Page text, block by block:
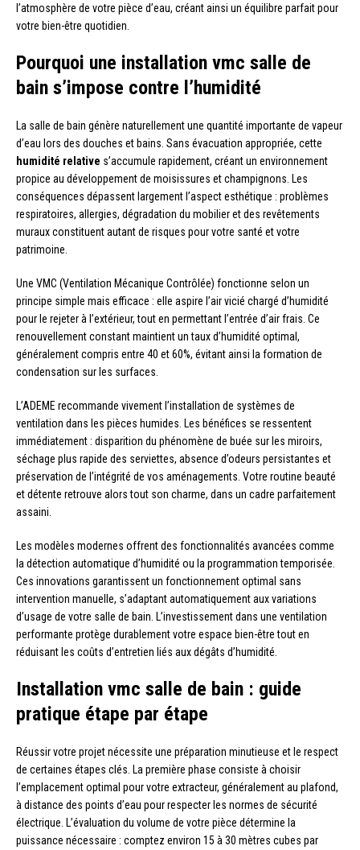
l’atmosphère de votre pièce d’eau, créant ainsi un équilibre parfait pour
votre bien-être quotidien.
Pourquoi une installation vmc salle de
bain s’impose contre l’humidité
La salle de bain génère naturellement une quantité importante de vapeur
d’eau lors des douches et bains. Sans évacuation appropriée, cette
humidité relative s’accumule rapidement, créant un environnement
propice au développement de moisissures et champignons. Les
conséquences dépassent largement l’aspect esthétique : problèmes
respiratoires, allergies, dégradation du mobilier et des revêtements
muraux constituent autant de risques pour votre santé et votre
patrimoine.
Une VMC (Ventilation Mécanique Contrôlée) fonctionne selon un
principe simple mais efficace : elle aspire l’air vicié chargé d’humidité
pour le rejeter à l’extérieur, tout en permettant l’entrée d’air frais. Ce
renouvellement constant maintient un taux d’humidité optimal,
généralement compris entre 40 et 60%, évitant ainsi la formation de
condensation sur les surfaces.
L’ADEME recommande vivement l’installation de systèmes de
ventilation dans les pièces humides. Les bénéfices se ressentent
immédiatement : disparition du phénomène de buée sur les miroirs,
séchage plus rapide des serviettes, absence d’odeurs persistantes et
préservation de l’intégrité de vos aménagements. Votre routine beauté
et détente retrouve alors tout son charme, dans un cadre parfaitement
assaini.
Les modèles modernes offrent des fonctionnalités avancées comme
la détection automatique d’humidité ou la programmation temporisée.
Ces innovations garantissent un fonctionnement optimal sans
intervention manuelle, s’adaptant automatiquement aux variations
d’usage de votre salle de bain. L’investissement dans une ventilation
performante protège durablement votre espace bien-être tout en
réduisant les coûts d’entretien liés aux dégâts d’humidité.
Installation vmc salle de bain : guide
pratique étape par étape
Réussir votre projet nécessite une préparation minutieuse et le respect
de certaines étapes clés. La première phase consiste à choisir
l’emplacement optimal pour votre extracteur, généralement au plafond,
à distance des points d’eau pour respecter les normes de sécurité
électrique. L’évaluation du volume de votre pièce détermine la
puissance nécessaire : comptez environ 15 à 30 mètres cubes par